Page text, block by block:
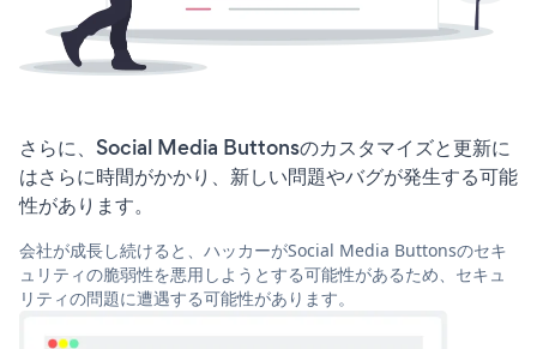
さらに、Social Media Buttonsのカスタマイズと更新に
はさらに時間がかかり、新しい問題やバグが発生する可能
性があります。
会社が成長し続けると、ハッカーがSocial Media Buttonsのセキ
ュリティの脆弱性を悪用しようとする可能性があるため、セキュ
リティの問題に遭遇する可能性があります。